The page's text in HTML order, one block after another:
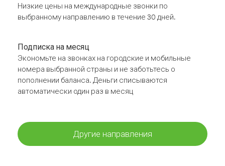
Низкие цены на международные звонки по
выбранному направлению в течение 30 дней.
Подписка на месяц
Экономьте на звонках на городские и мобильные
номера выбранной страны и не заботьтесь о
пополнении баланса. Деньги списываются
автоматически один раз в месяц
Другие направления